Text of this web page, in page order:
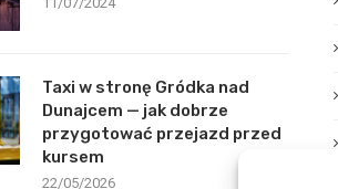
Taxi w stronę Gródka nad
Dunajcem — jak dobrze
przygotować przejazd przed
kursem
22/05/2026